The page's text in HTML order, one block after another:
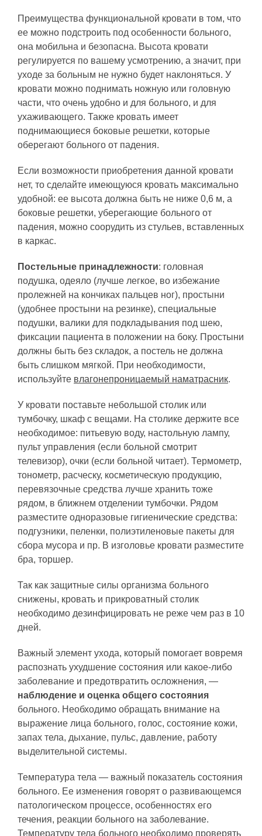
Преимущества функциональной кровати в том, что
ее можно подстроить под особенности больного,
она мобильна и безопасна. Высота кровати
регулируется по вашему усмотрению, а значит, при
уходе за больным не нужно будет наклоняться. У
кровати можно поднимать ножную или головную
части, что очень удобно и для больного, и для
ухаживающего. Также кровать имеет
поднимающиеся боковые решетки, которые
оберегают больного от падения.
Если возможности приобретения данной кровати
нет, то сделайте имеющуюся кровать максимально
удобной: ее высота должна быть не ниже 0,6 м, а
боковые решетки, уберегающие больного от
падения, можно соорудить из стульев, вставленных
в каркас.
Постельные принадлежности: головная
подушка, одеяло (лучше легкое, во избежание
пролежней на кончиках пальцев ног), простыни
(удобнее простыни на резинке), специальные
подушки, валики для подкладывания под шею,
фиксации пациента в положении на боку. Простыни
должны быть без складок, а постель не должна
быть слишком мягкой. При необходимости,
используйте влагонепроницаемый наматрасник.
У кровати поставьте небольшой столик или
тумбочку, шкаф с вещами. На столике держите все
необходимое: питьевую воду, настольную лампу,
пульт управления (если больной смотрит
телевизор), очки (если больной читает). Термометр,
тонометр, расческу, косметическую продукцию,
перевязочные средства лучше хранить тоже
рядом, в ближнем отделении тумбочки. Рядом
разместите одноразовые гигиенические средства:
подгузники, пеленки, полиэтиленовые пакеты для
сбора мусора и пр. В изголовье кровати разместите
бра, торшер.
Так как защитные силы организма больного
снижены, кровать и прикроватный столик
необходимо дезинфицировать не реже чем раз в 10
дней.
Важный элемент ухода, который помогает вовремя
распознать ухудшение состояния или какое-либо
заболевание и предотвратить осложнения, —
наблюдение и оценка общего состояния
больного. Необходимо обращать внимание на
выражение лица больного, голос, состояние кожи,
запах тела, дыхание, пульс, давление, работу
выделительной системы.
Температура тела — важный показатель состояния
больного. Ее изменения говорят о развивающемся
патологическом процессе, особенностях его
течения, реакции больного на заболевание.
Температуру тела больного необходимо проверять